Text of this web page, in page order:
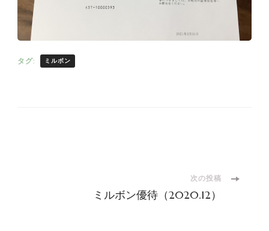
タグ: ミルボン
次の投稿
ミルボン優待（2020.12）